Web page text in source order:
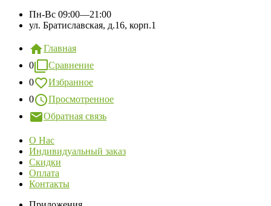
Пн-Вс 09:00—21:00
ул. Братиславская, д.16, корп.1
Главная
0
Сравнение
0
Избранное
0
Просмотренное
Обратная связь
О Нас
Индивидуальный заказ
Скидки
Оплата
Контакты